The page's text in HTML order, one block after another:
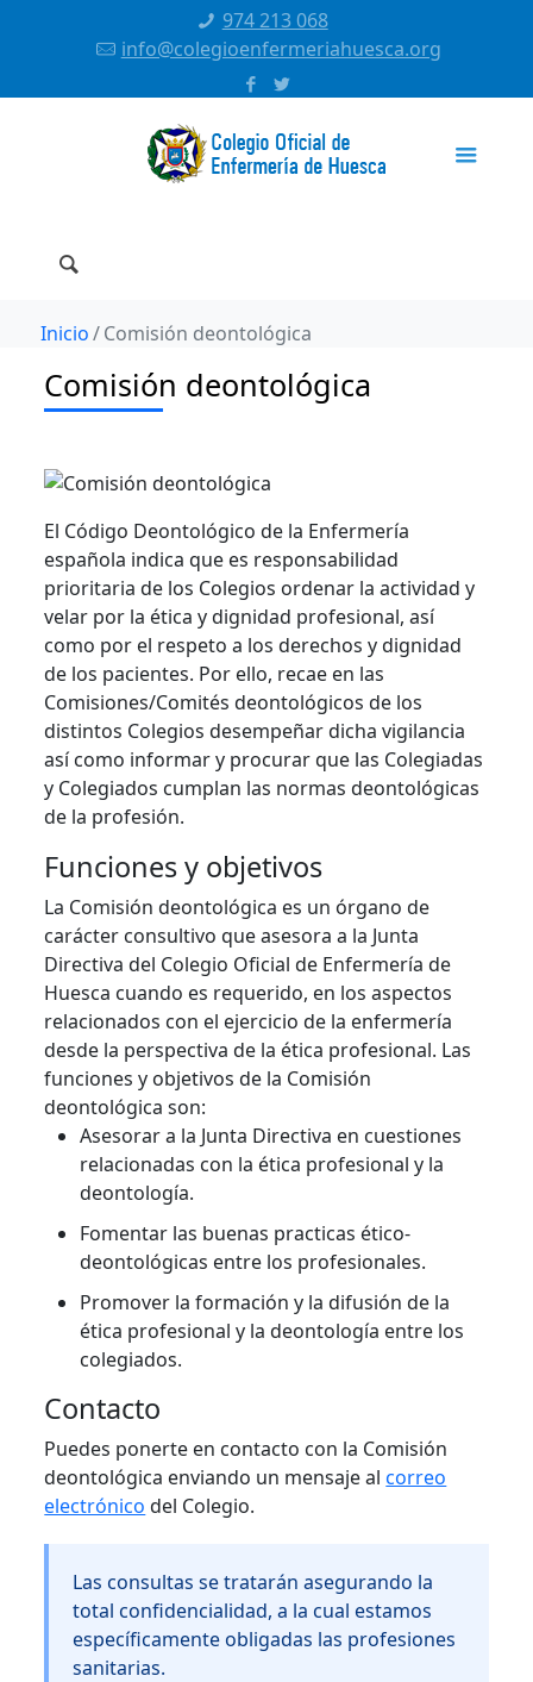
974 213 068
info@colegioenfermeriahuesca.org
Inicio Comisión deontológica
Comisión deontológica
El Código Deontológico de la Enfermería
española indica que es responsabilidad
prioritaria de los Colegios ordenar la actividad y
velar por la ética y dignidad profesional, así
como por el respeto a los derechos y dignidad
de los pacientes. Por ello, recae en las
Comisiones/Comités deontológicos de los
distintos Colegios desempeñar dicha vigilancia
así como informar y procurar que las Colegiadas
y Colegiados cumplan las normas deontológicas
de la profesión.
Funciones y objetivos
La Comisión deontológica es un órgano de
carácter consultivo que asesora a la Junta
Directiva del Colegio Oficial de Enfermería de
Huesca cuando es requerido, en los aspectos
relacionados con el ejercicio de la enfermería
desde la perspectiva de la ética profesional. Las
funciones y objetivos de la Comisión
deontológica son:
Asesorar a la Junta Directiva en cuestiones
relacionadas con la ética profesional y la
deontología.
Fomentar las buenas practicas ético-
deontológicas entre los profesionales.
Promover la formación y la difusión de la
ética profesional y la deontología entre los
colegiados.
Contacto
Puedes ponerte en contacto con la Comisión
deontológica enviando un mensaje alcorreo
electrónico del Colegio.
Las consultas se tratarán asegurando la
total confidencialidad, a la cual estamos
específicamente obligadas las profesiones
sanitarias.